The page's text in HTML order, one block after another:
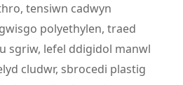
tensiwn cadwyn
polyethylen, traed
sgriw, lefel ddigidol manwl
cludwr, sbrocedi plastig